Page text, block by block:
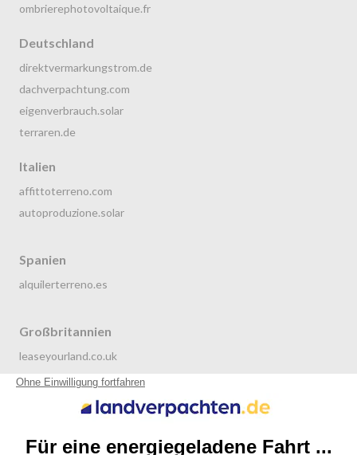
ombrierephotovoltaique.fr
Deutschland
direktvermarkungstrom.de
dachverpachtung.com
eigenverbrauch.solar
terraren.de
Italien
affittoterreno.com
autoproduzione.solar
Spanien
alquilerterreno.es
Großbritannien
leaseyourland.co.uk
terraren.com
grondverpachten.nl